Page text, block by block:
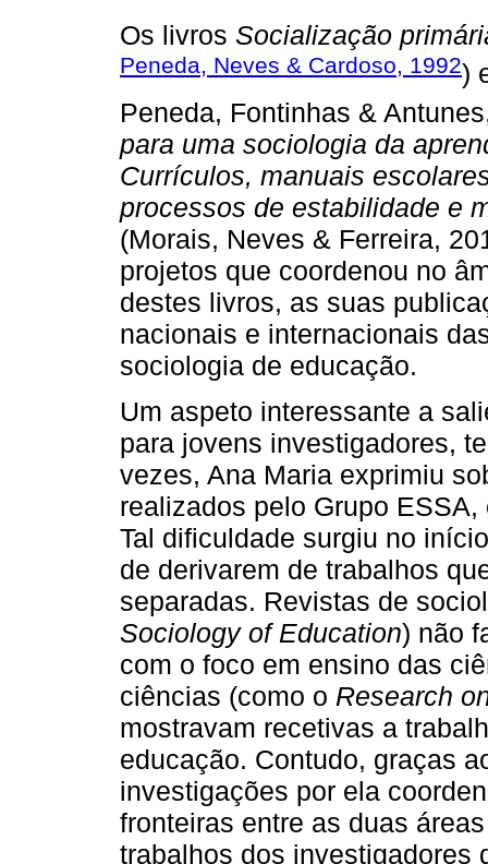
Os livros Socialização
Peneda, Neves & Cardoso, 1992)
Peneda, Fontinhas &
para uma sociologia da
Currículos, manuais
processos de estabilidade e
(Morais, Neves & Ferreira,
projetos que coordenou no
destes livros, as suas
nacionais e internacionais
sociologia de educação.
Um aspeto interessante a
para jovens investigadores,
vezes, Ana Maria exprimiu
realizados pelo Grupo
Tal dificuldade surgiu no
de derivarem de trabalhos
separadas. Revistas de
Sociology of Education) não
com o foco em ensino das
ciências (como o Research
mostravam recetivas a
educação. Contudo, graças
investigações por ela
fronteiras entre as duas
trabalhos dos investigadores